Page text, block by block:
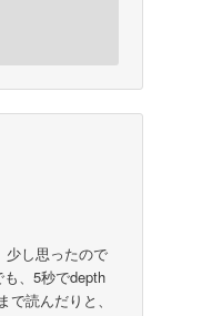
少し思ったので
、5秒でdepth
読んだりと、